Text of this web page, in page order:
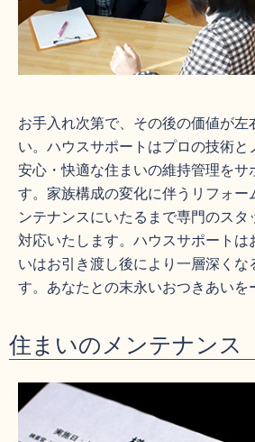
お手入れ次第で、その後の価値が左
い。ハウスサポートはプロの技術と
安心・快適な住まいの維持管理をサ
す。家族構成の変化に伴うリフォー
ンテナンスにいたるまで専門のスタ
対応いたします。ハウスサポートは
いはお引き渡し後により一層深くな
す。あなたとの末永いおつきあいを
住まいのメンテナンス